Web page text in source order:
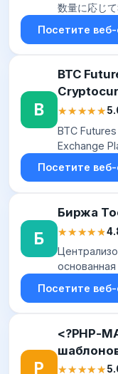
数量に応じ
1000円から
Bitcoinが還
Посетите
B
BTC
★★★★★
★★★★★
BTC
Exchange
Посетите
Б
Биржа
★★★★★
★★★★★
для
Посетите
P
<?PHP-
★★★★★
★★★★★